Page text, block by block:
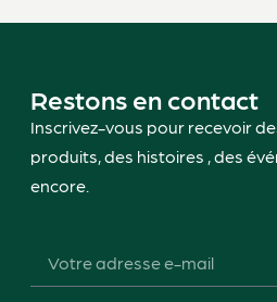
Restons en contact
Inscrivez-vous pour recevoir
produits, des histoires , des
encore.